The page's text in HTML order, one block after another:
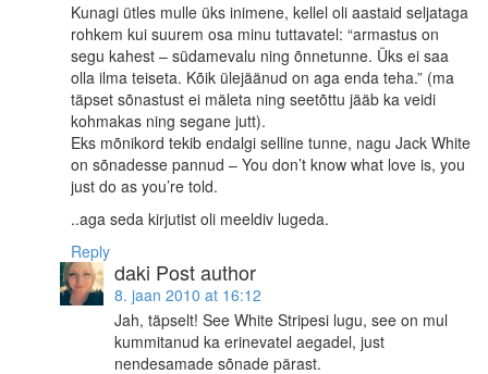
Kunagi ütles mulle üks inimene, kellel oli aastaid seljataga
rohkem kui suurem osa minu tuttavatel: “armastus on
segu kahest – südamevalu ning õnnetunne. Üks ei saa
olla ilma teiseta. Kõik ülejäänud on aga enda teha.” (ma
täpset sõnastust ei mäleta ning seetõttu jääb ka veidi
kohmakas ning segane jutt).
Eks mõnikord tekib endalgi selline tunne, nagu Jack White
on sõnadesse pannud – You don’t know what love is, you
just do as you’re told.
..aga seda kirjutist oli meeldiv lugeda.
Reply
daki Post author
8. jaan 2010 at 16:12
Jah, täpselt! See White Stripesi lugu, see on mul
kummitanud ka erinevatel aegadel, just
nendesamade sõnade pärast.